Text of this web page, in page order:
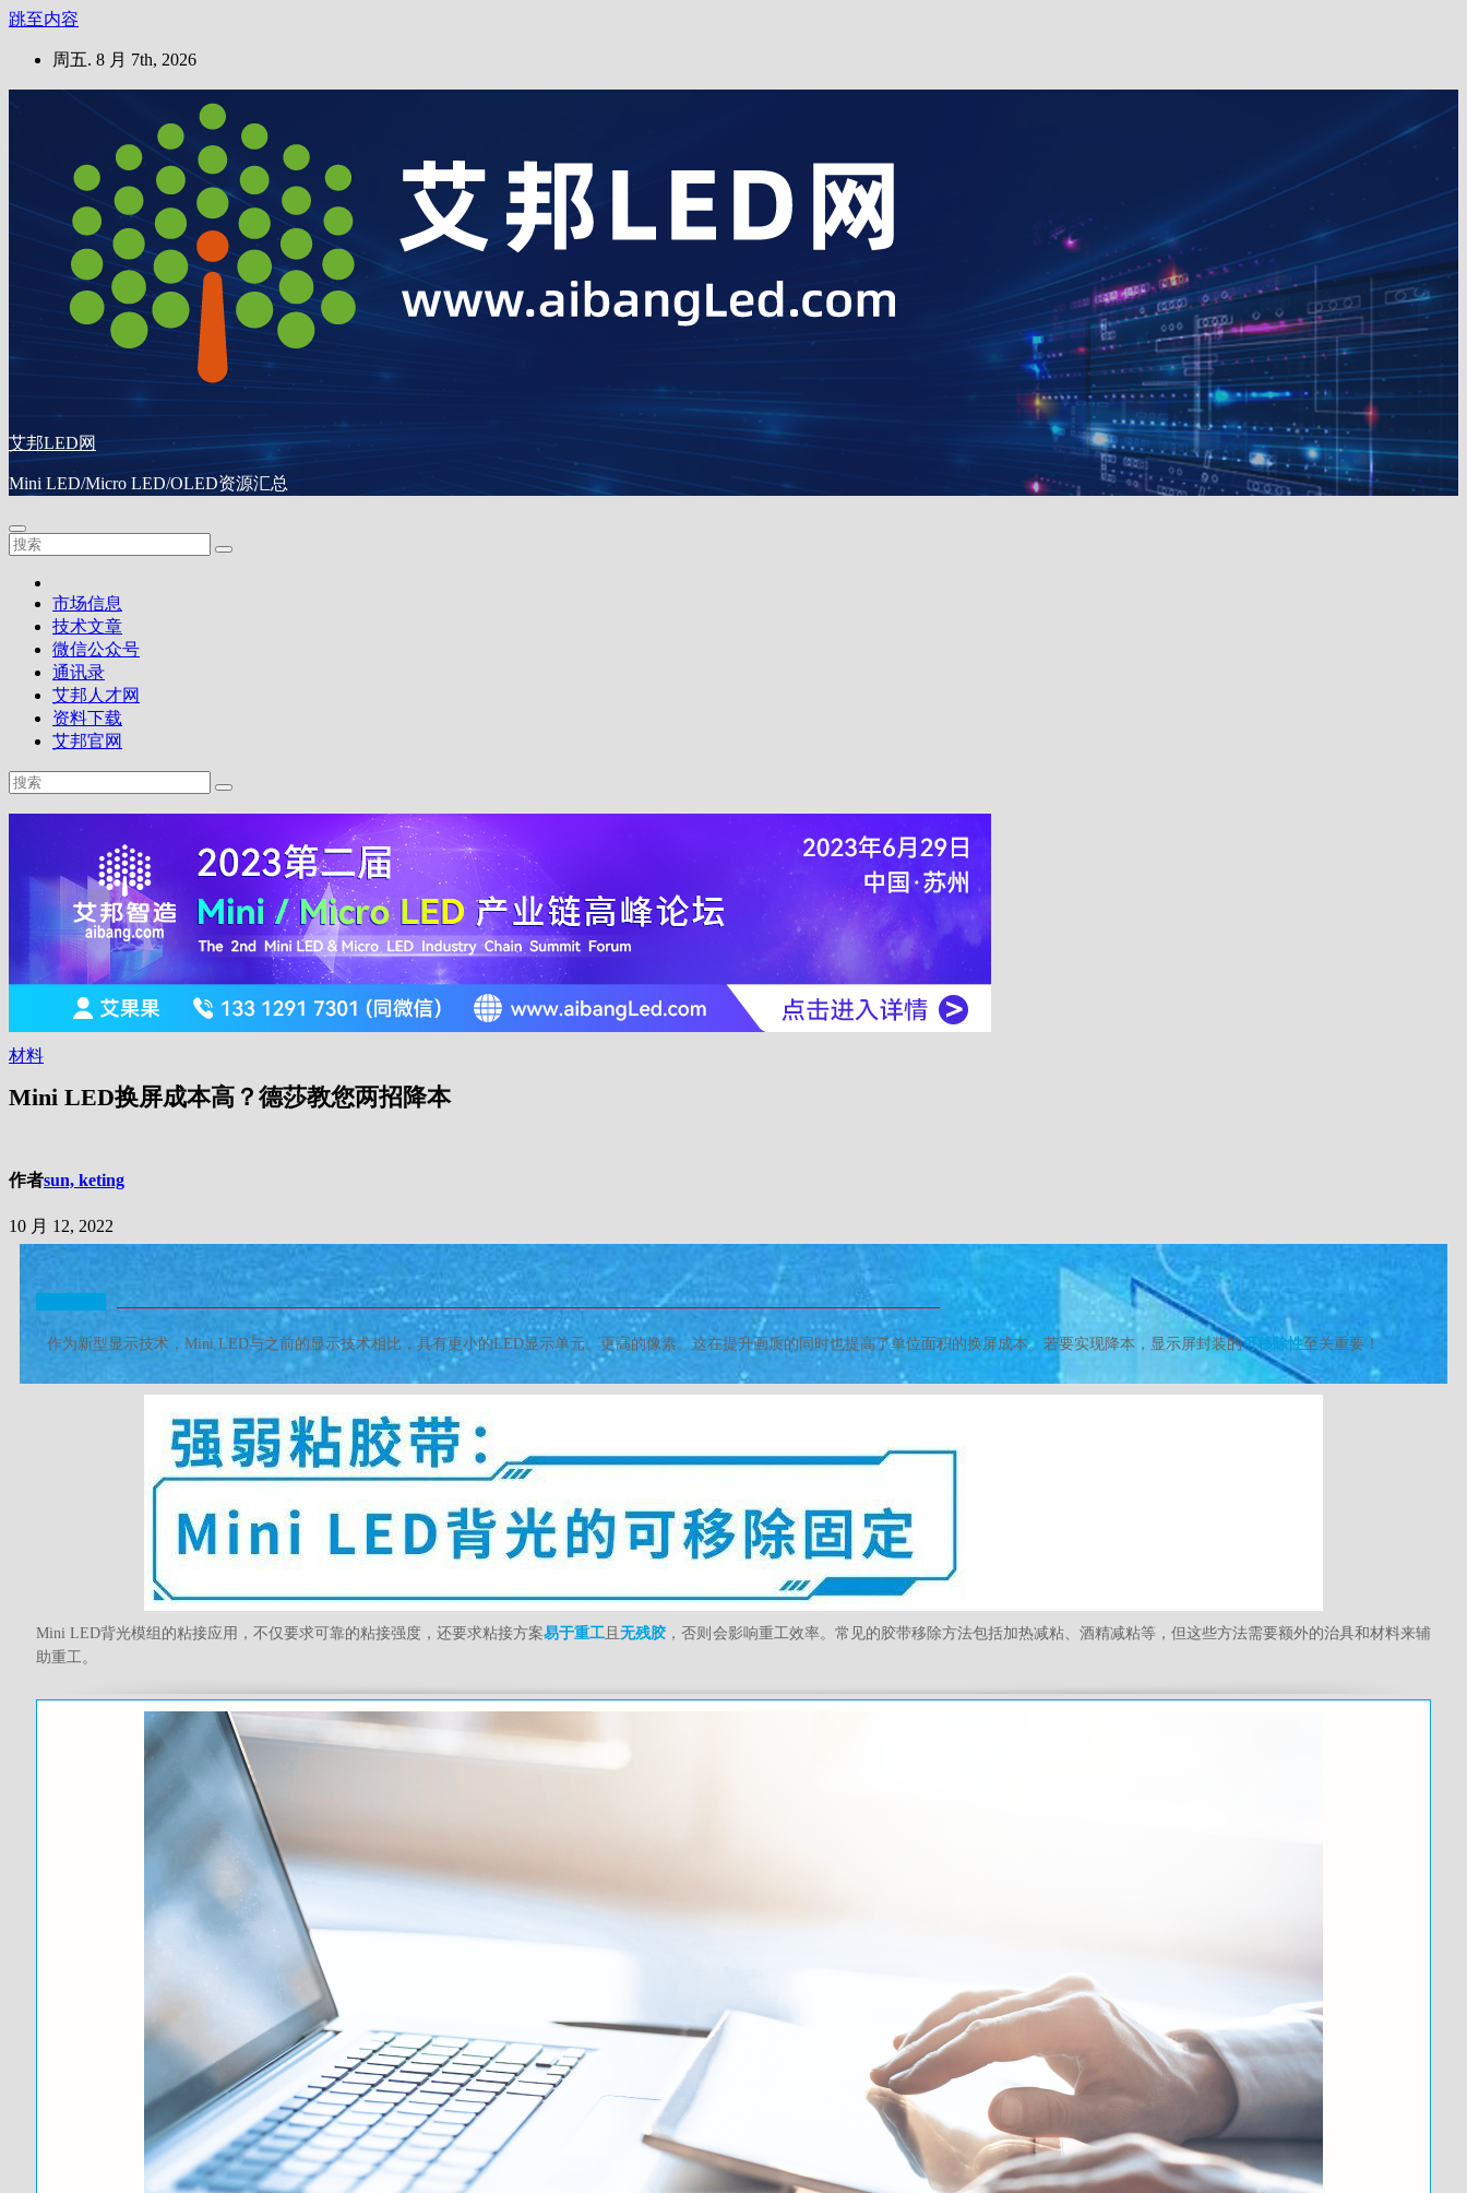
跳至内容
周五. 8 月 7th, 2026
艾邦LED网
Mini LED/Micro LED/OLED资源汇总
市场信息
技术文章
微信公众号
通讯录
艾邦人才网
资料下载
艾邦官网
材料
Mini LED换屏成本高？德莎教您两招降本
作者sun, keting
10 月 12, 2022
作为新型显示技术，Mini LED与之前的显示技术相比，具有更小的LED显示单元、更高的像素。这在提升画质的同时也提高了单位面积的换屏成本。若要实现降本，显示屏封装的可移除性至关重要！
Mini LED背光模组的粘接应用，不仅要求可靠的粘接强度，还要求粘接方案易于重工 且无残胶，否则会影响重工效率。常见的胶带移除方法包括加热减粘、酒精减粘等，但这些方法需要额外的治具和材料来辅
助重工。